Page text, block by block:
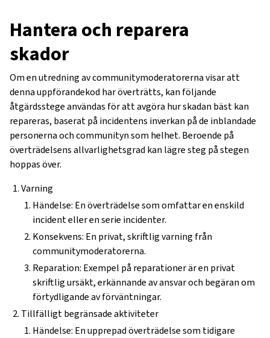
Hantera och reparera
skador
Om en utredning av communitymoderatorerna visar att
denna uppförandekod har överträtts, kan följande
åtgärdsstege användas för att avgöra hur skadan bäst kan
repareras, baserat på incidentens inverkan på de inblandade
personerna och communityn som helhet. Beroende på
överträdelsens allvarlighetsgrad kan lägre steg på stegen
hoppas över.
Varning
Händelse: En överträdelse som omfattar en enskild
incident eller en serie incidenter.
Konsekvens: En privat, skriftlig varning från
communitymoderatorerna.
Reparation: Exempel på reparationer är en privat
skriftlig ursäkt, erkännande av ansvar och begäran om
förtydligande av förväntningar.
Tillfälligt begränsade aktiviteter
Händelse: En upprepad överträdelse som tidigare